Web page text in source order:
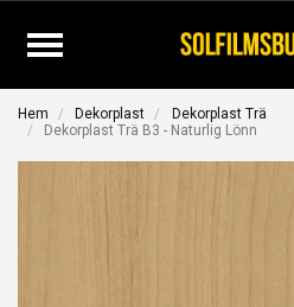
Hem Dekorplast
Dekorplast Trä
Dekorplast Trä B3 - Naturlig Lönn